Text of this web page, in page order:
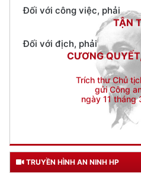
Đối với địch, phải
CƯƠNG
Trích thư Chủ
gửi Công
ngày 11 tháng
TRUYỀN HÌNH AN NINH HP